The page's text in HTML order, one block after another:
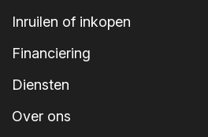
Inruilen of inkopen
Financiering
Diensten
Over ons